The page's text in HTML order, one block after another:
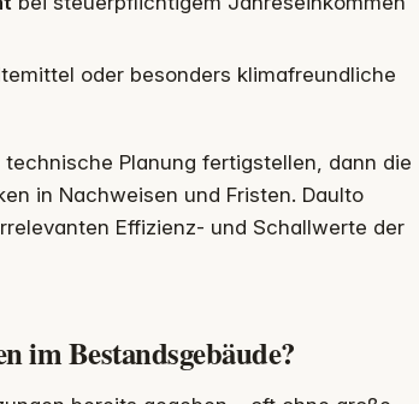
oder besonders klimafreundliche
Planung fertigstellen, dann die
in Nachweisen und Fristen. Daulto
Effizienz- und Schallwerte der
im Bestandsgebäude?